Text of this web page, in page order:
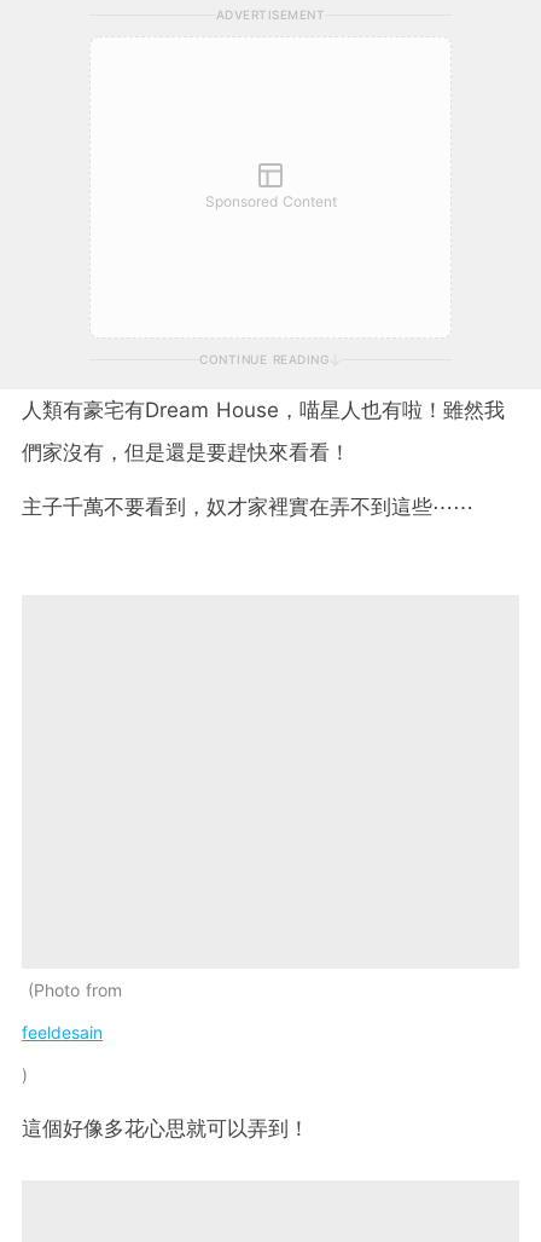
ADVERTISEMENT
Sponsored Content
CONTINUE READING
人類有豪宅有Dream House，喵星人也有啦！雖然我
們家沒有，但是還是要趕快來看看！
主子千萬不要看到，奴才家裡實在弄不到這些⋯⋯
Photo from
feeldesain
這個好像多花心思就可以弄到！